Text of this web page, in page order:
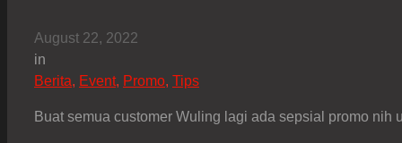
August 22, 2022
in
Berita, Event, Promo, Tips
Buat semua customer Wuling lagi ada sepsial promo nih